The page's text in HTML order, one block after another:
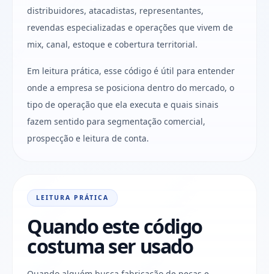
distribuidores, atacadistas, representantes,
revendas especializadas e operações que vivem de
mix, canal, estoque e cobertura territorial.
Em leitura prática, esse código é útil para entender
onde a empresa se posiciona dentro do mercado, o
tipo de operação que ela executa e quais sinais
fazem sentido para segmentação comercial,
prospecção e leitura de conta.
LEITURA PRÁTICA
Quando este código
costuma ser usado